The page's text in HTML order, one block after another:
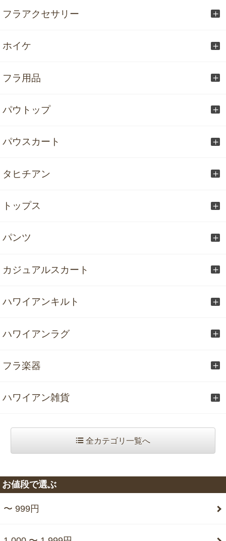
フラアクセサリー
ホイケ
フラ用品
パウトップ
パウスカート
タヒチアン
トップス
パンツ
カジュアルスカート
ハワイアンキルト
ハワイアンラグ
フラ楽器
ハワイアン雑貨
全カテゴリ一覧へ
お値段で選ぶ
〜 999円